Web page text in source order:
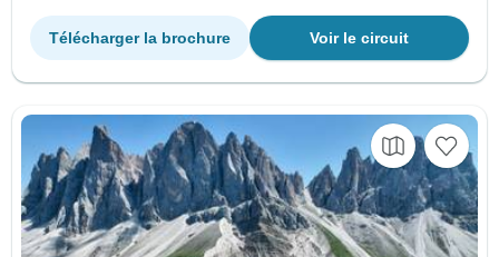
Voir le circuit
Télécharger la brochure